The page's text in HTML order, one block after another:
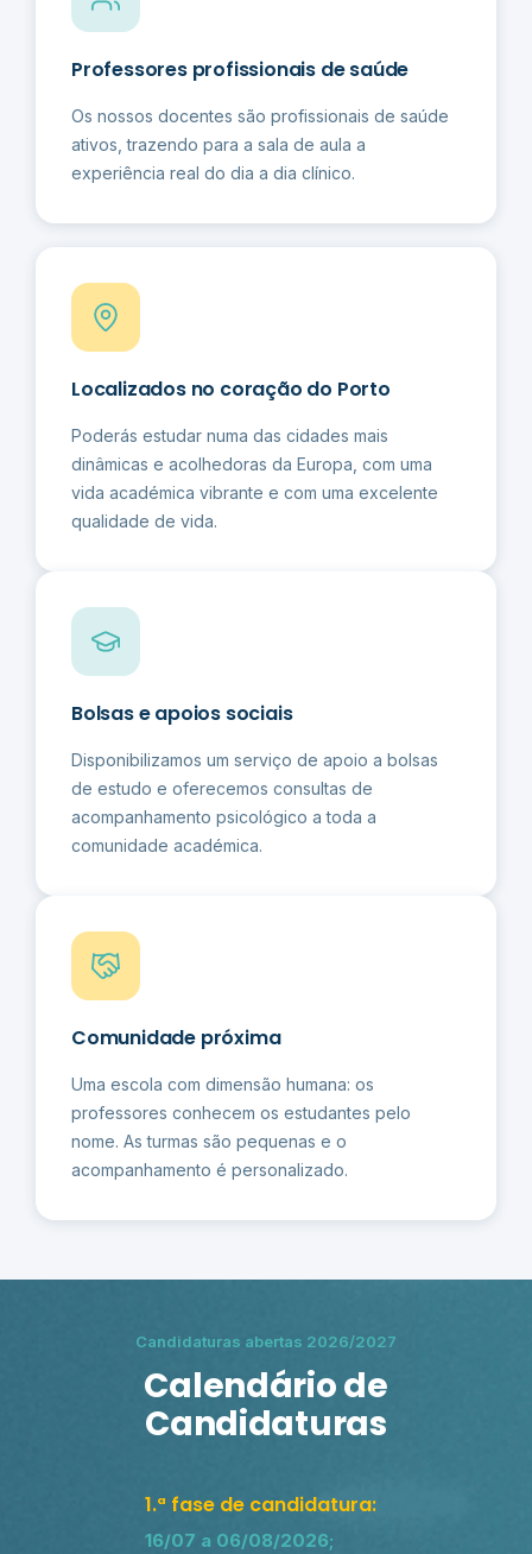
Professores profissionais de saúde
Os nossos docentes são profissionais de saúde
ativos, trazendo para a sala de aula a
experiência real do dia a dia clínico.
Localizados no coração do Porto
Poderás estudar numa das cidades mais
dinâmicas e acolhedoras da Europa, com uma
vida académica vibrante e com uma excelente
qualidade de vida.
Bolsas e apoios sociais
Disponibilizamos um serviço de apoio a bolsas
de estudo e oferecemos consultas de
acompanhamento psicológico a toda a
comunidade académica.
Comunidade próxima
Uma escola com dimensão humana: os
professores conhecem os estudantes pelo
nome. As turmas são pequenas e o
acompanhamento é personalizado.
Candidaturas abertas 2026/2027
Calendário de
Candidaturas
1.ª fase de candidatura:
16/07 a 06/08/2026;